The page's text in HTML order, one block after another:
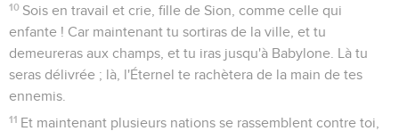
10 Sois en travail et crie, fille de Sion, comme celle qui
enfante ! Car maintenant tu sortiras de la ville, et tu
demeureras aux champs, et tu iras jusqu'à Babylone. Là tu
seras délivrée ; là, l'Éternel te rachètera de la main de tes
ennemis.
11 Et maintenant plusieurs nations se rassemblent contre toi,